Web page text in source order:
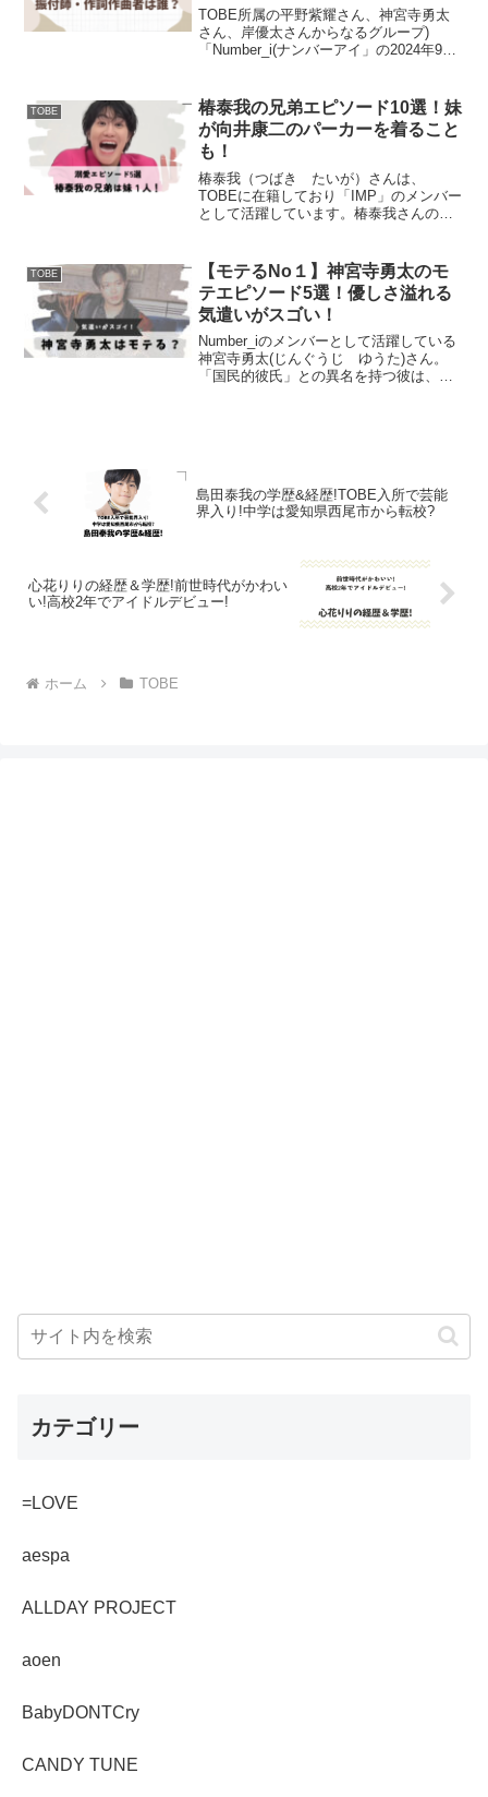
TOBE所属の平野紫耀さん、神宮寺勇太
さん、岸優太さんからなるグループ)
「Number_i(ナンバーアイ」の2024年9月
という曲の振付師は誰か、作詞作曲は...
TOBE
椿泰我の兄弟エピソード10選！妹
が向井康二のパーカーを着ること
も！
椿泰我（つばき たいが）さんは、
TOBEに在籍しており「IMP」のメンバー
として活躍しています。椿泰我さんのご
暮らしなのか気になる点についてまとめ
ました。兄弟を思うあまり...
TOBE
【モテるNo１】神宮寺勇太のモ
テエピソード5選！優しさ溢れる
気遣いがスゴい！
Number_iのメンバーとして活躍している
神宮寺勇太(じんぐうじ ゆうた)さん。
「国民的彼氏」との異名を持つ彼は、メ
島田泰我の学歴&経歴!TOBE入所で芸能
界入り!中学は愛知県西尾市から転校?
心花りりの経歴＆学歴!前世時代がかわい
い!高校2年でアイドルデビュー!
ホーム TOBE
カテゴリー
=LOVE
aespa
ALLDAY PROJECT
aoen
BabyDONTCry
CANDY TUNE